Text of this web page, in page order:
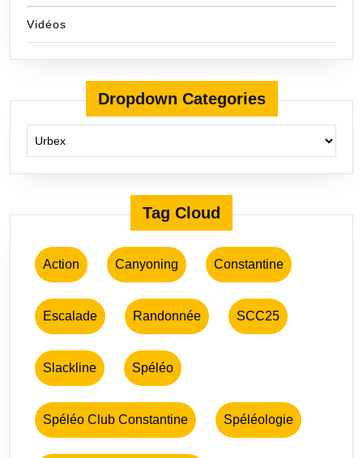
Vidéos
Dropdown Categories
Tag Cloud
Action Canyoning Constantine
Escalade Randonnée SCC25
Slackline Spéléo
Spéléo Club Constantine Spéléologie